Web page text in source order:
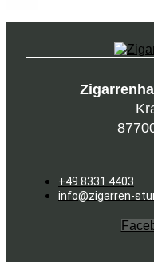
+49 8331 4403
info@zigarren-